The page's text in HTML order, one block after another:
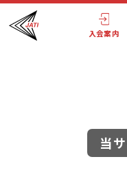
入会案内
当